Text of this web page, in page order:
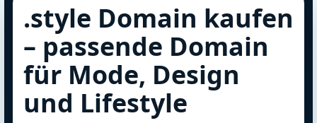
.style Domain kaufen
– passende Domain
für Mode, Design
und Lifestyle